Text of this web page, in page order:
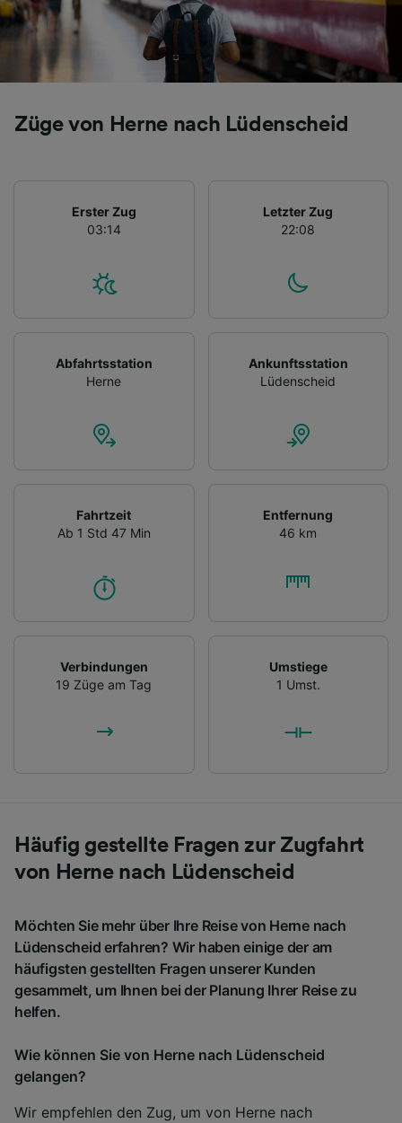
Züge von Herne nach Lüdenscheid
Erster Zug
03:14
Letzter Zug
22:08
Abfahrtsstation
Herne
Ankunftsstation
Lüdenscheid
Fahrtzeit
Ab 1 Std 47 Min
Entfernung
46 km
Verbindungen
19 Züge am Tag
Umstiege
1 Umst.
Häufig gestellte Fragen zur Zugfahrt
von Herne nach Lüdenscheid
Möchten Sie mehr über Ihre Reise von Herne nach
Lüdenscheid erfahren? Wir haben einige der am
häufigsten gestellten Fragen unserer Kunden
gesammelt, um Ihnen bei der Planung Ihrer Reise zu
helfen.
Wie können Sie von Herne nach Lüdenscheid
gelangen?
Wir empfehlen den Zug, um von Herne nach